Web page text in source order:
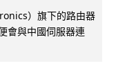
）旗下的路由器
會與中國伺服器連